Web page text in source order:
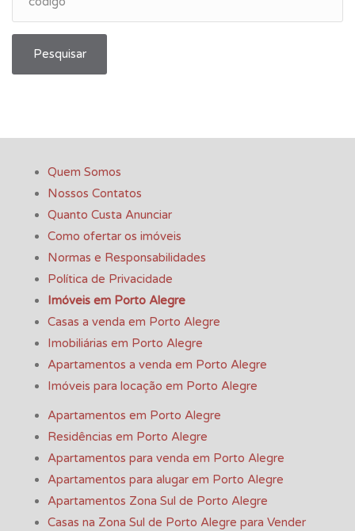
Pesquisar
Quem Somos
Nossos Contatos
Quanto Custa Anunciar
Como ofertar os imóveis
Normas e Responsabilidades
Política de Privacidade
Imóveis em Porto Alegre
Casas a venda em Porto Alegre
Imobiliárias em Porto Alegre
Apartamentos a venda em Porto Alegre
Imóveis para locação em Porto Alegre
Apartamentos em Porto Alegre
Residências em Porto Alegre
Apartamentos para venda em Porto Alegre
Apartamentos para alugar em Porto Alegre
Apartamentos Zona Sul de Porto Alegre
Casas na Zona Sul de Porto Alegre para Vender